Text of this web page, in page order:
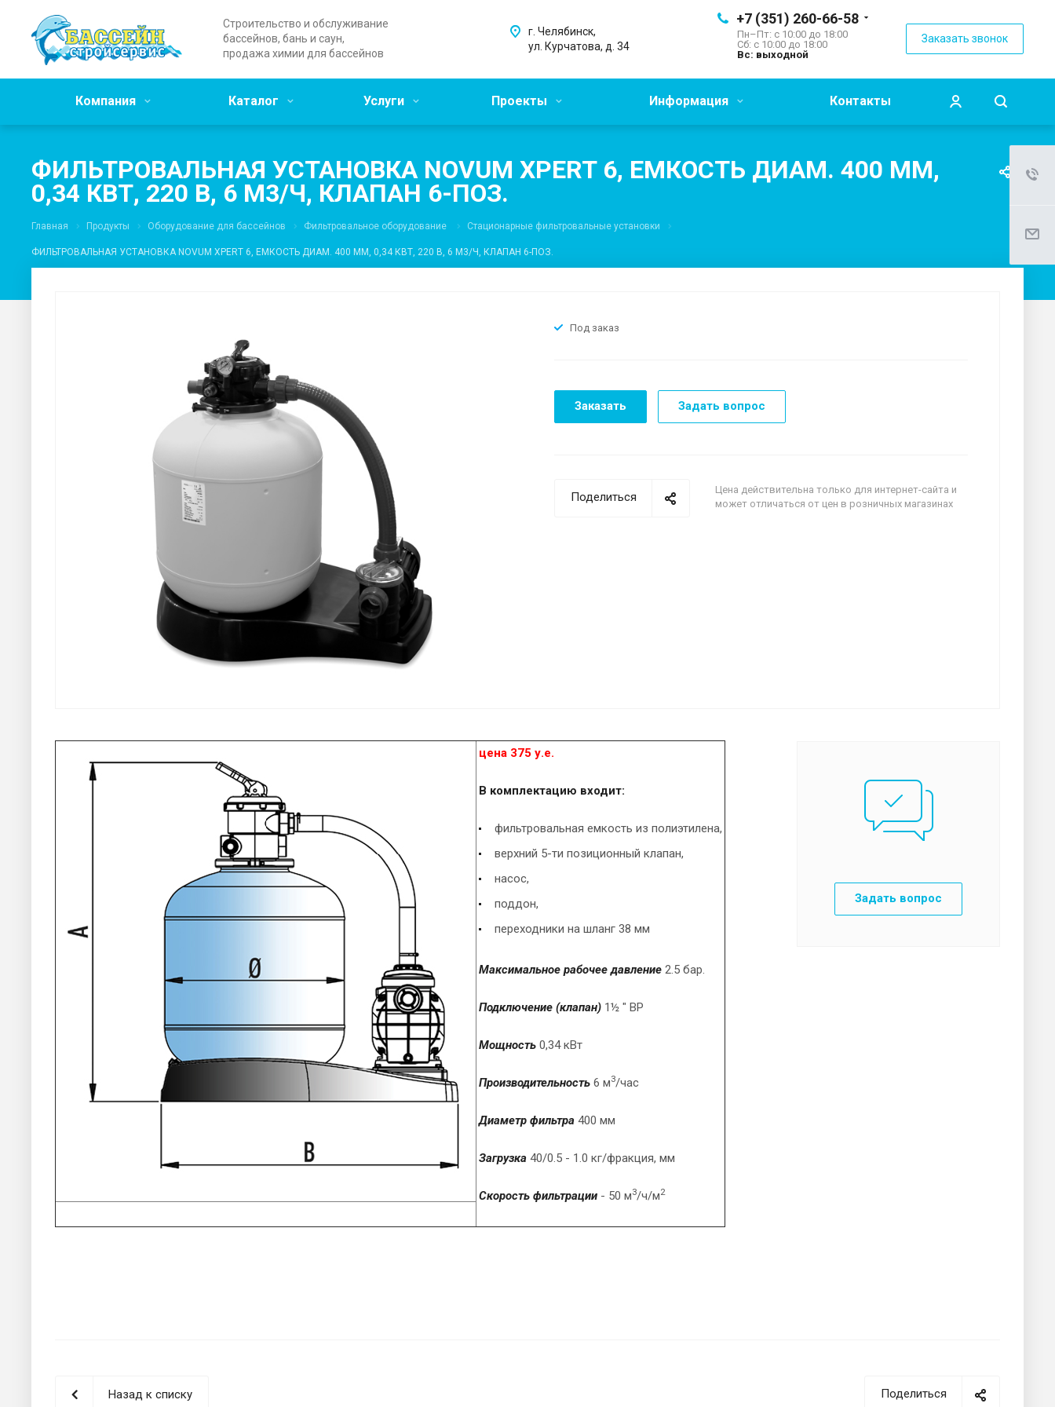
Строительство и обслуживание
бассейнов, бань и саун,
продажа химии для бассейнов
+7 (351) 260-66-58
Пн–Пт: с 10:00 до 18:00
Сб: с 10:00 до 18:00
Вс: выходной
Заказать звонок
г. Челябинск,
ул. Курчатова, д. 34
Компания Каталог Услуги Проекты Информация Контакты
ФИЛЬТРОВАЛЬНАЯ УСТАНОВКА NOVUM XPERT 6, ЕМКОСТЬ ДИАМ. 400 ММ,
0,34 КВТ, 220 В, 6 М3/Ч, КЛАПАН 6-ПОЗ.
Главная Продукты Оборудование для бассейнов Фильтровальное оборудование Стационарные фильтровальные установки
ФИЛЬТРОВАЛЬНАЯ УСТАНОВКА NOVUM XPERT 6, ЕМКОСТЬ ДИАМ. 400 ММ, 0,34 КВТ, 220 В, 6 М3/Ч, КЛАПАН 6-ПОЗ.
Под заказ
Заказать Задать вопрос
Поделиться
Цена действительна только для интернет-сайта и
может отличаться от цен в розничных магазинах
цена 375 у.е.
В комплектацию входит:
фильтровальная емкость из полиэтилена,
верхний 5-ти позиционный клапан,
насос,
поддон,
переходники на шланг 38 мм
Максимальное рабочее давление 2.5 бар.
Подключение (клапан) 1½ " ВР
Мощность 0,34 кВт
Производительность 6 м3/час
Диаметр фильтра 400 мм
Загрузка 40/0.5 - 1.0 кг/фракция, мм
Скорость фильтрации - 50 м3/ч/м2
Задать вопрос
Поделиться
Назад к списку